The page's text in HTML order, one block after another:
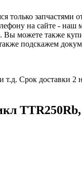
запчастями
на сайте - наш
можете также
подскажем
Срок доставки 2